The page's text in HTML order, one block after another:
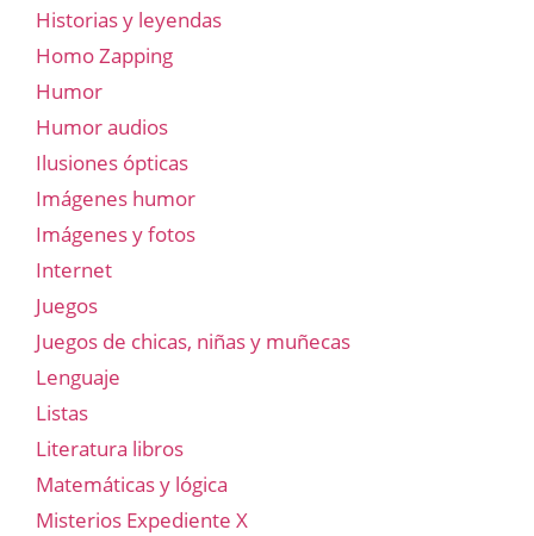
Historias y leyendas
Homo Zapping
Humor
Humor audios
Ilusiones ópticas
Imágenes humor
Imágenes y fotos
Internet
Juegos
Juegos de chicas, niñas y muñecas
Lenguaje
Listas
Literatura libros
Matemáticas y lógica
Misterios Expediente X